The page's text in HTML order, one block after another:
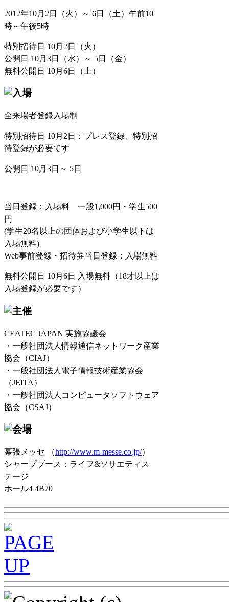
2012年10月2日（火）～ 6日（土）午前10
時～午後5時
特別招待日 10月2日（火）
公開日 10月3日（水）～ 5日（金）
無料公開日 10月6日（土）
全来場者登録入場制
特別招待日 10月2日：プレス登録、特別招
待登録が必要です
公開日 10月3日～ 5日
当日登録：入場料 一般1,000円・学生500
円
(学生20名以上の団体および小学生以下は
入場無料)
Web事前登録・招待券当日登録：入場無料
無料公開日 10月6日 入場無料（18才以上は
入場登録が必要です）
CEATEC JAPAN 実施協議会
・一般社団法人情報通信ネットワーク産業
協会（CIAJ）
・一般社団法人電子情報技術産業協会
（JEITA）
・一般社団法人コンピュータソフトウェア
協会（CSAJ）
幕張メッセ （http://www.m-messe.co.jp/）
シャープブース：ライフ&ソサエティス
テージ
ホール4 4B70